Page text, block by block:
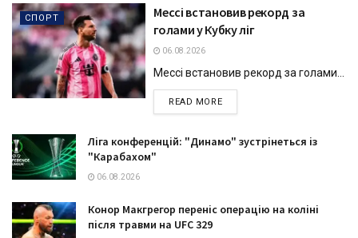
СПОРТ
Мессі встановив рекорд за
голами у Кубку ліг
06.08.2026
Мессі встановив рекорд за голами...
READ MOREDETAILS
Ліга конференцій: "Динамо" зустрінеться із
"Карабахом"
06.08.2026
Конор Макгрегор переніс операцію на коліні
після травми на UFC 329